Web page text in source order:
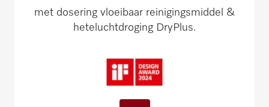
met dosering vloeibaar reinigingsmiddel &
heteluchtdroging DryPlus.